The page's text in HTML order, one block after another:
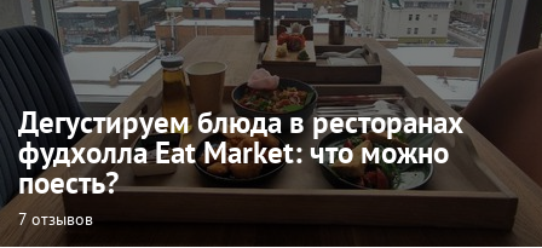
Дегустируем блюда в ресторанах
фудхолла Eat Market: что можно
поесть?
7 отзывов